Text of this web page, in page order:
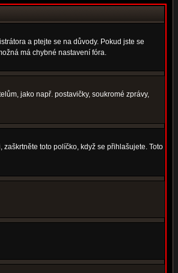
a ptejte se na důvody. Pokud jste se
má chybné nastavení fóra.
jako např. postavičky, soukromé zprávy,
toto políčko, když se přihlašujete. Toto